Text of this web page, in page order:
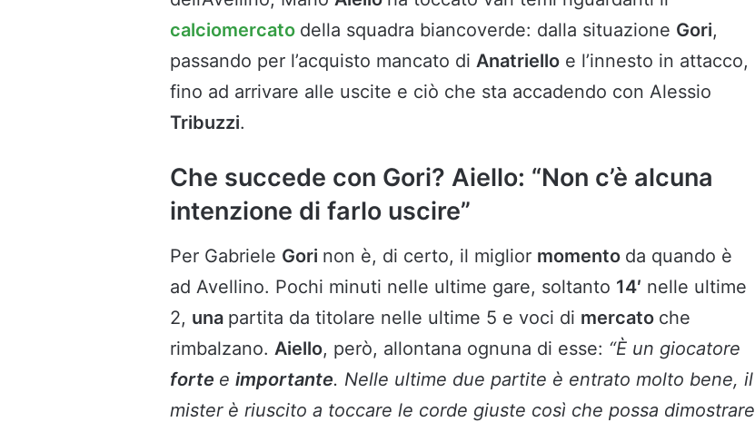
calciomercato della squadra biancoverde: dalla situazione Gori,
passando per l’acquisto mancato di Anatriello e l’innesto in attacco,
fino ad arrivare alle uscite e ciò che sta accadendo con Alessio
Tribuzzi.
Che succede con Gori? Aiello: “Non c’è alcuna
intenzione di farlo uscire”
Per Gabriele Gori non è, di certo, il miglior momento da quando è
ad Avellino. Pochi minuti nelle ultime gare, soltanto 14′ nelle ultime
2, una partita da titolare nelle ultime 5 e voci di mercato che
rimbalzano. Aiello, però, allontana ognuna di esse: “È un giocatore
forte e importante. Nelle ultime due partite è entrato molto bene, il
mister è riuscito a toccare le corde giuste così che possa dimostrare